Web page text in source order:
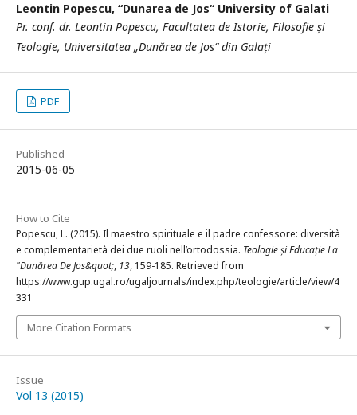
Leontin Popescu, “Dunarea de Jos“ University of Galati
Pr. conf. dr. Leontin Popescu, Facultatea de Istorie, Filosofie și
Teologie, Universitatea „Dunărea de Jos“ din Galați
PDF
Published
2015-06-05
How to Cite
Popescu, L. (2015). Il maestro spirituale e il padre confessore: diversità
e complementarietà dei due ruoli nell’ortodossia. Teologie și Educație La
"Dunărea De Jos&quot;, 13, 159-185. Retrieved from
https://www.gup.ugal.ro/ugaljournals/index.php/teologie/article/view/4
331
More Citation Formats
Issue
Vol 13 (2015)